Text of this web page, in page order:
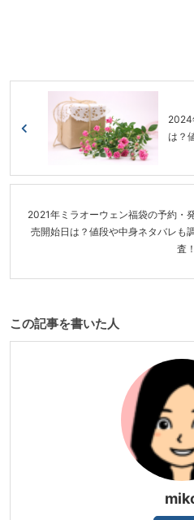
2024
は？
2021年ミラオーウェン福袋の予約・
売開始日は？値段や中身ネタバレも
査！
この記事を書いた人